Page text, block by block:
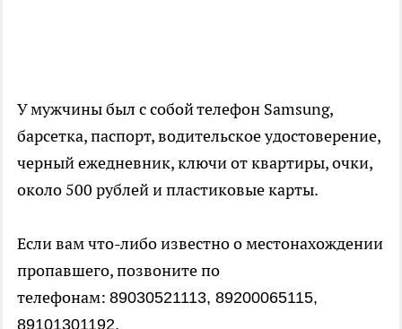
У мужчины был с собой телефон Samsung,
барсетка, паспорт, водительское удостоверение,
черный ежедневник, ключи от квартиры, очки,
около 500 рублей и пластиковые карты.
Если вам что-либо известно о местонахождении
пропавшего, позвоните по
телефонам: 89030521113, 89200065115,
89101301192.